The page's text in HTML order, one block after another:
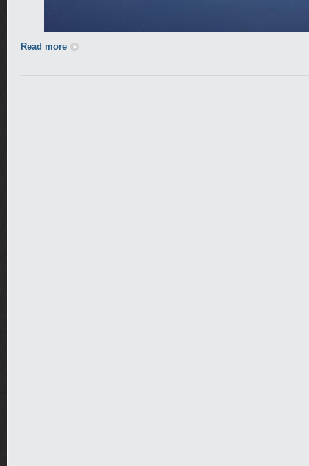
Read more